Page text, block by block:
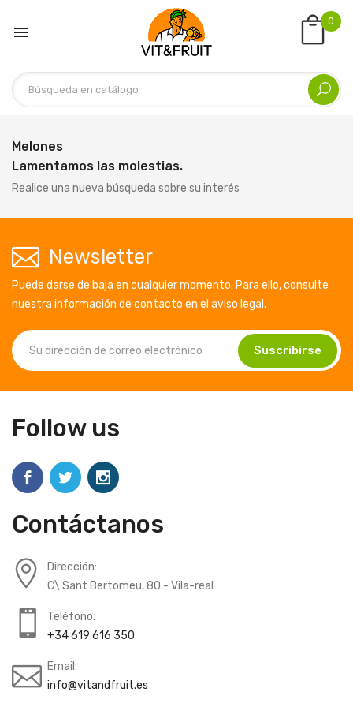

0
Melones
Lamentamos las molestias.
Realice una nueva búsqueda sobre su interés
Newsletter
Puede darse de baja en cualquier momento. Para ello, consulte
nuestra información de contacto en el aviso legal.
Follow us
Contáctanos
Dirección:
C\ Sant Bertomeu, 80 - Vila-real
Teléfono:
+34 619 616 350
Email:
info@vitandfruit.es